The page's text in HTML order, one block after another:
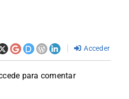
Acceder
para comentar